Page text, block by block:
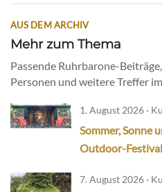
AUS DEM ARCHIV
Mehr zum Thema
Passende Ruhrbarone-
Personen und weitere Treffer
1. August 2026 ·
Sommer, Sonne
Outdoor-
7. August 2026 ·